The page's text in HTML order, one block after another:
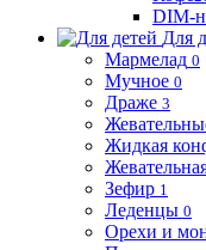
DIM-
Для
Мармелад 0
Мучное 0
Драже 3
Жидкая
Зефир 1
Леденцы 0
Орехи и